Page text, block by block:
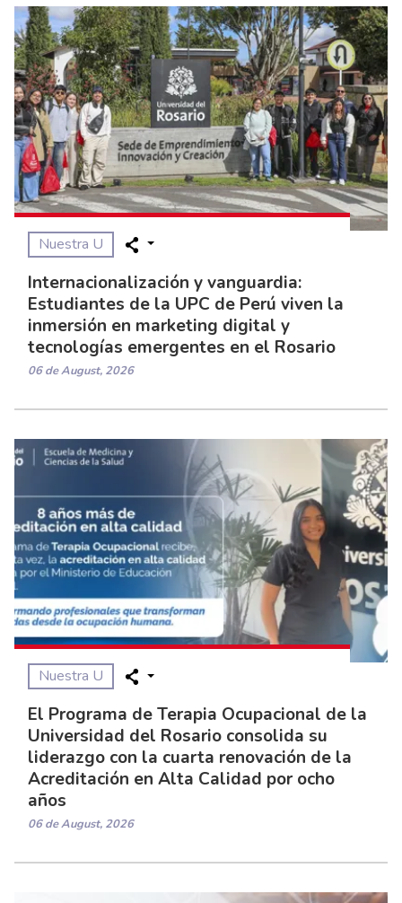
Nuestra U
Internacionalización y vanguardia:
Estudiantes de la UPC de Perú viven la
inmersión en marketing digital y
tecnologías emergentes en el Rosario
06 de August, 2026
Nuestra U
El Programa de Terapia Ocupacional de la
Universidad del Rosario consolida su
liderazgo con la cuarta renovación de la
Acreditación en Alta Calidad por ocho
años
06 de August, 2026